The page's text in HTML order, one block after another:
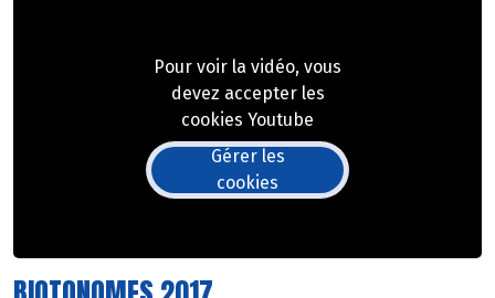
Pour voir la vidéo, vous
devez accepter les
cookies Youtube
Gérer les
cookies